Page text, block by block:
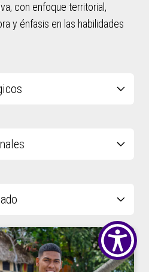
con enfoque territorial,
y énfasis en las habilidades